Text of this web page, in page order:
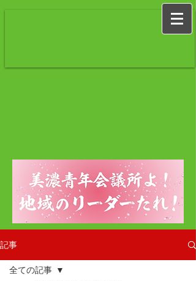
記事
全ての記事